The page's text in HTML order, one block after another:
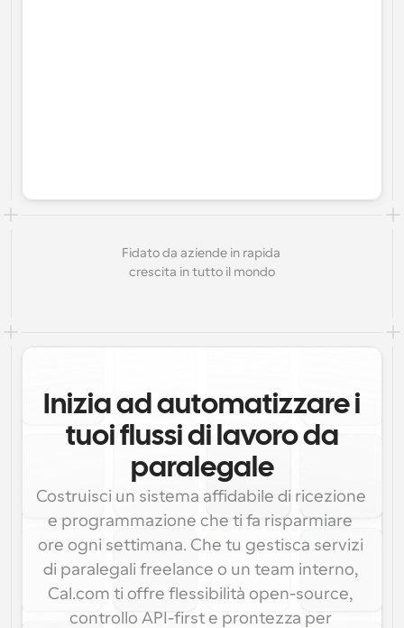
Fidato da aziende in rapida
crescita in tutto il mondo
Inizia ad automatizzare i
tuoi flussi di lavoro da
paralegale
Costruisci un sistema affidabile di ricezione
e programmazione che ti fa risparmiare
ore ogni settimana. Che tu gestisca servizi
di paralegali freelance o un team interno,
Cal.com ti offre flessibilità open-source,
controllo API-first e prontezza per